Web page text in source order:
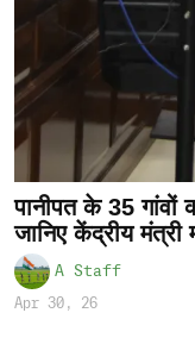
पानीपत के 35 गांवों
जानिए केंद्रीय
A Staff
Apr 30, 26